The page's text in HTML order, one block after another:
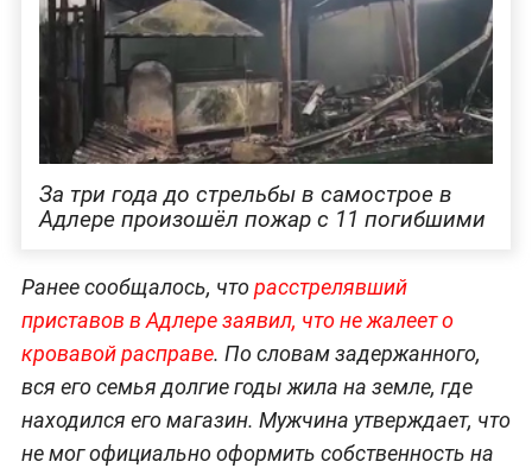
За три года до стрельбы в самострое в
Адлере произошёл пожар с 11 погибшими
Ранее сообщалось, чторасстрелявший
приставов в Адлере заявил, что не жалеет о
кровавой расправе. По словам задержанного,
вся его семья долгие годы жила на земле, где
находился его магазин. Мужчина утверждает, что
не мог официально оформить собственность на